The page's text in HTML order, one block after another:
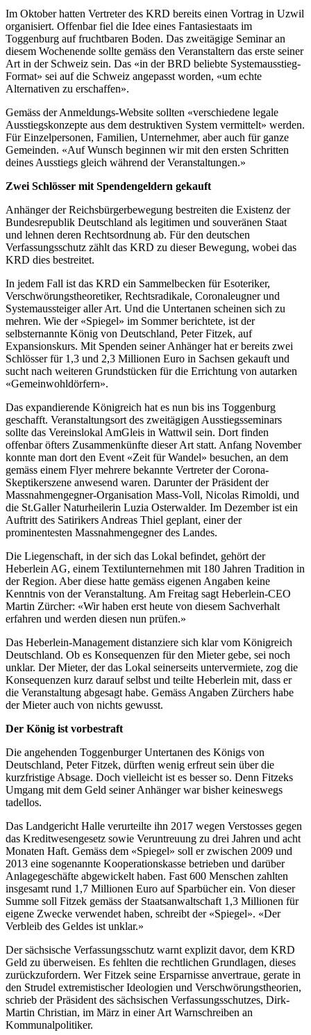
Im Oktober hatten Vertreter des KRD bereits einen Vortrag in Uzwil
organisiert. Offenbar fiel die Idee eines Fantasiestaats im
Toggenburg auf fruchtbaren Boden. Das zweitägige Seminar an
diesem Wochenende sollte gemäss den Veranstaltern das erste seiner
Art in der Schweiz sein. Das «in der BRD beliebte Systemausstieg-
Format» sei auf die Schweiz angepasst worden, «um echte
Alternativen zu erschaffen».
Gemäss der Anmeldungs-Website sollten «verschiedene legale
Ausstiegskonzepte aus dem destruktiven System vermittelt» werden.
Für Einzelpersonen, Familien, Unternehmer, aber auch für ganze
Gemeinden. «Auf Wunsch beginnen wir mit den ersten Schritten
deines Ausstiegs gleich während der Veranstaltungen.»
Zwei Schlösser mit Spendengeldern gekauft
Anhänger der Reichsbürgerbewegung bestreiten die Existenz der
Bundesrepublik Deutschland als legitimen und souveränen Staat
und lehnen deren Rechtsordnung ab. Für den deutschen
Verfassungsschutz zählt das KRD zu dieser Bewegung, wobei das
KRD dies bestreitet.
In jedem Fall ist das KRD ein Sammelbecken für Esoteriker,
Verschwörungstheoretiker, Rechtsradikale, Coronaleugner und
Systemaussteiger aller Art. Und die Untertanen scheinen sich zu
mehren. Wie der «Spiegel» im Sommer berichtete, ist der
selbsternannte König von Deutschland, Peter Fitzek, auf
Expansionskurs. Mit Spenden seiner Anhänger hat er bereits zwei
Schlösser für 1,3 und 2,3 Millionen Euro in Sachsen gekauft und
sucht nach weiteren Grundstücken für die Errichtung von autarken
«Gemeinwohldörfern».
Das expandierende Königreich hat es nun bis ins Toggenburg
geschafft. Veranstaltungsort des zweitägigen Ausstiegsseminars
sollte das Vereinslokal AmGleis in Wattwil sein. Dort finden
offenbar öfters Zusammenkünfte dieser Art statt. Anfang November
konnte man dort den Event «Zeit für Wandel» besuchen, an dem
gemäss einem Flyer mehrere bekannte Vertreter der Corona-
Skeptikerszene anwesend waren. Darunter der Präsident der
Massnahmengegner-Organisation Mass-Voll, Nicolas Rimoldi, und
die St.Galler Naturheilerin Luzia Osterwalder. Im Dezember ist ein
Auftritt des Satirikers Andreas Thiel geplant, einer der
prominentesten Massnahmengegner des Landes.
Die Liegenschaft, in der sich das Lokal befindet, gehört der
Heberlein AG, einem Textilunternehmen mit 180 Jahren Tradition in
der Region. Aber diese hatte gemäss eigenen Angaben keine
Kenntnis von der Veranstaltung. Am Freitag sagt Heberlein-CEO
Martin Zürcher: «Wir haben erst heute von diesem Sachverhalt
erfahren und werden diesen nun prüfen.»
Das Heberlein-Management distanziere sich klar vom Königreich
Deutschland. Ob es Konsequenzen für den Mieter gebe, sei noch
unklar. Der Mieter, der das Lokal seinerseits untervermiete, zog die
Konsequenzen kurz darauf selbst und teilte Heberlein mit, dass er
die Veranstaltung abgesagt habe. Gemäss Angaben Zürchers habe
der Mieter auch von nichts gewusst.
Der König ist vorbestraft
Die angehenden Toggenburger Untertanen des Königs von
Deutschland, Peter Fitzek, dürften wenig erfreut sein über die
kurzfristige Absage. Doch vielleicht ist es besser so. Denn Fitzeks
Umgang mit dem Geld seiner Anhänger war bisher keineswegs
tadellos.
Das Landgericht Halle verurteilte ihn 2017 wegen Verstosses gegen
das Kreditwesengesetz sowie Veruntreuung zu drei Jahren und acht
Monaten Haft. Gemäss dem «Spiegel» soll er zwischen 2009 und
2013 eine sogenannte Kooperationskasse betrieben und darüber
Anlagegeschäfte abgewickelt haben. Fast 600 Menschen zahlten
insgesamt rund 1,7 Millionen Euro auf Sparbücher ein. Von dieser
Summe soll Fitzek gemäss der Staatsanwaltschaft 1,3 Millionen für
eigene Zwecke verwendet haben, schreibt der «Spiegel». «Der
Verbleib des Geldes ist unklar.»
Der sächsische Verfassungsschutz warnt explizit davor, dem KRD
Geld zu überweisen. Es fehlten die rechtlichen Grundlagen, dieses
zurückzufordern. Wer Fitzek seine Ersparnisse anvertraue, gerate in
den Strudel extremistischer Ideologien und Verschwörungstheorien,
schrieb der Präsident des sächsischen Verfassungsschutzes, Dirk-
Martin Christian, im März in einer Art Warnschreiben an
Kommunalpolitiker.